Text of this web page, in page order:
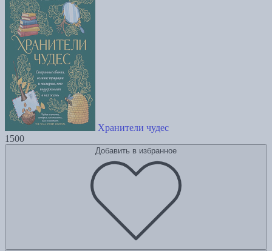
Хранители чудес
1500
Добавить в избранное